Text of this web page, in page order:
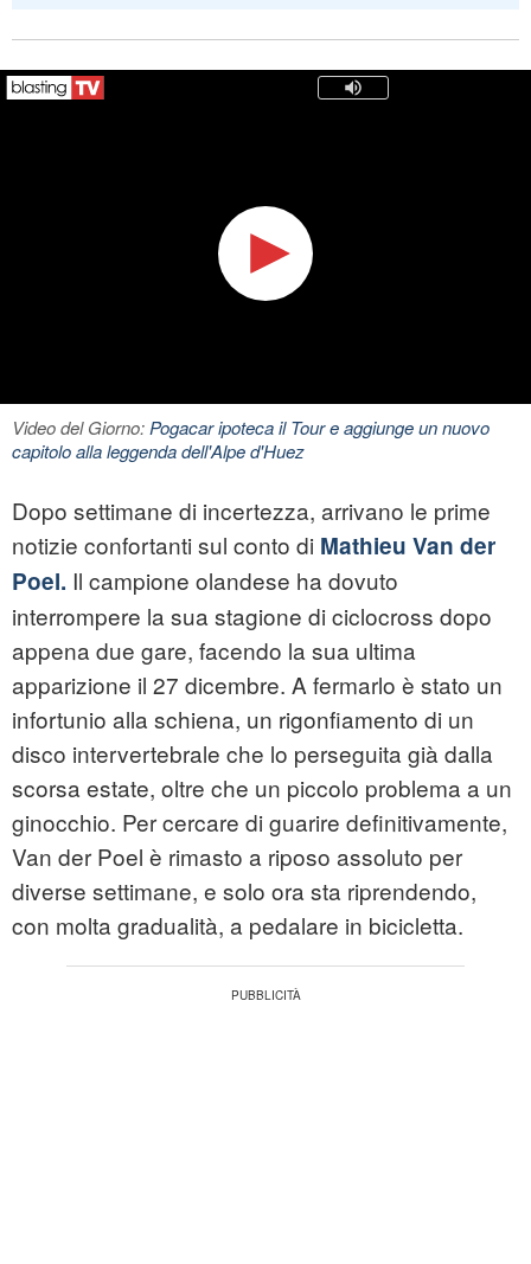
Video del Giorno:Pogacar ipoteca il Tour e aggiunge un nuovo
capitolo alla leggenda dell'Alpe d'Huez
Dopo settimane di incertezza, arrivano le prime
notizie confortanti sul conto di Mathieu Van der
Poel. Il campione olandese ha dovuto
interrompere la sua stagione di ciclocross dopo
appena due gare, facendo la sua ultima
apparizione il 27 dicembre. A fermarlo è stato un
infortunio alla schiena, un rigonfiamento di un
disco intervertebrale che lo perseguita già dalla
scorsa estate, oltre che un piccolo problema a un
ginocchio. Per cercare di guarire definitivamente,
Van der Poel è rimasto a riposo assoluto per
diverse settimane, e solo ora sta riprendendo,
con molta gradualità, a pedalare in bicicletta.